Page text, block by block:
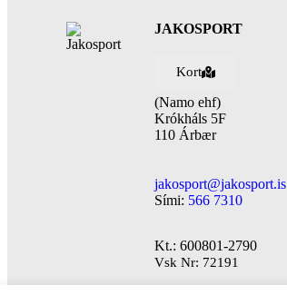
JAKOSPORT
Kort
(Namo ehf)
Krókháls 5F
110 Árbær
jakosport@jakosport.is
Sími: 566 7310
Kt.: 600801-2790
Vsk Nr: 72191